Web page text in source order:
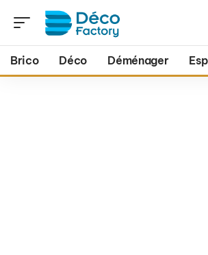
Brico Déco Déménager